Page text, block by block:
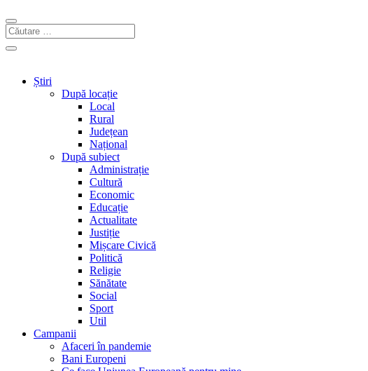
Știri
După locație
Local
Rural
Județean
Național
După subiect
Administrație
Cultură
Economic
Educație
Actualitate
Justiție
Mișcare Civică
Politică
Religie
Sănătate
Social
Sport
Util
Campanii
Afaceri în pandemie
Bani Europeni